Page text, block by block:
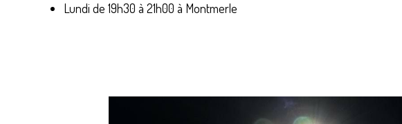
Lundi de 19h30 à 21h00 à Montmerle